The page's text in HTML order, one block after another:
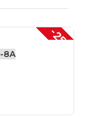
-25 %
8A